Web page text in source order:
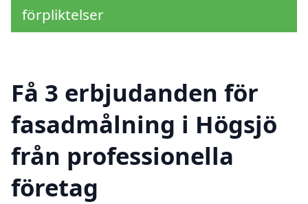
förpliktelser
Få 3 erbjudanden för
fasadmålning i Högsjö
från professionella
företag